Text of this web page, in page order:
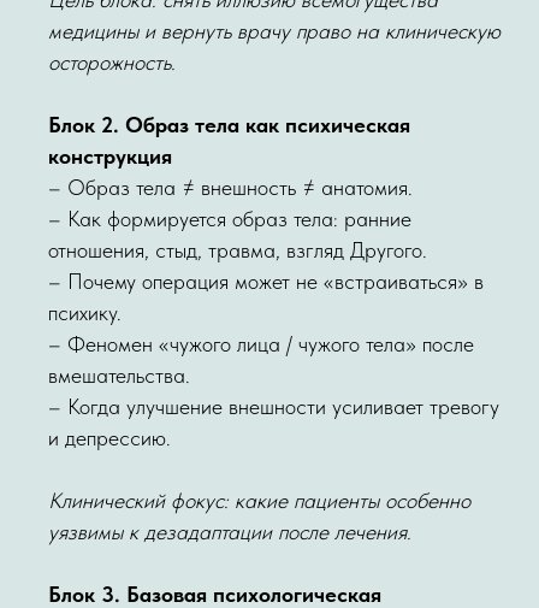
медицины и вернуть врачу право на клиническую
осторожность.
Блок 2. Образ тела как психическая
конструкция
– Образ тела ≠ внешность ≠ анатомия.
– Как формируется образ тела: ранние
отношения, стыд, травма, взгляд Другого.
– Почему операция может не «встраиваться» в
психику.
– Феномен «чужого лица / чужого тела» после
вмешательства.
– Когда улучшение внешности усиливает тревогу
и депрессию.
Клинический фокус: какие пациенты особенно
уязвимы к дезадаптации после лечения.
Блок 3. Базовая психологическая